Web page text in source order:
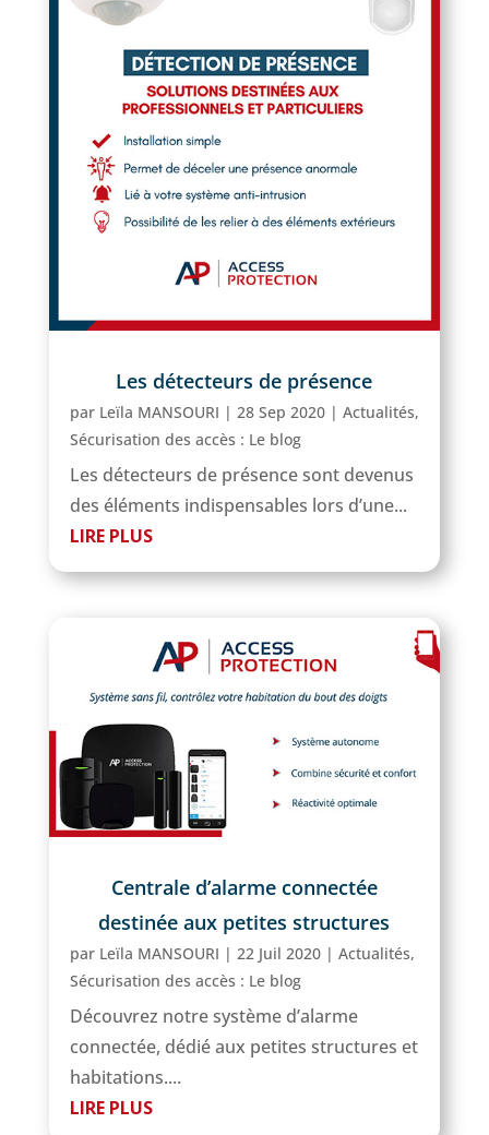
Les détecteurs de présence
par Leïla MANSOURI | 28 Sep 2020| Actualités,
Sécurisation des accès : Le blog
Les détecteurs de présence sont devenus
des éléments indispensables lors d’une...
LIRE PLUS
Centrale d’alarme connectée
destinée aux petites structures
par Leïla MANSOURI | 22 Juil 2020| Actualités,
Sécurisation des accès : Le blog
Découvrez notre système d’alarme
connectée, dédié aux petites structures et
habitations....
LIRE PLUS